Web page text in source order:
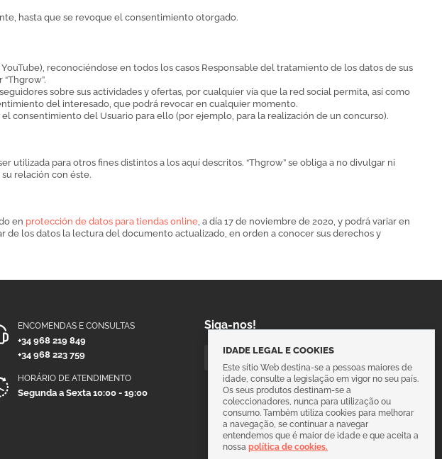
hasta que se revoque el consentimiento otorgado.
reconociéndose en todos los casos Responsable del tratamiento de los datos de sus
sobre sus actividades y ofertas, por cualquier vía que la red social permita, así como
del interesado, que podrá revocar en cualquier momento.
consentimiento del Usuario para ello (por ejemplo, para la realización de un concurso).
para otros fines distintos a los aquí descritos. “Thgrow” se obliga a no divulgar ni
relación con éste.
en protección de datos para tiendas online, a día 17 de noviembre de 2020, y podrá variar en
los datos la lectura del documento actualizado, en orden a conocer sus derechos y
ENCOMENDAS E CONSULTAS
+34 968 219 849
+34 968 223 759
HORÁRIO DE ATENDIMENTO
Segunda a Sexta 10:00 - 19:00
Siga-nos!
IDADE LEGAL E COOKIES
Este sítio Web destina-se a pessoas maiores de
idade, consulte a legislação em vigor no seu país.
Os seus produtos destinam-se a
coleccionadores, nunca para utilização ou
consumo. Também utiliza cookies para melhorar
a navegação, se continuar a navegar
entendemos que é maior de idade e que aceita a
nossa política de cookies.